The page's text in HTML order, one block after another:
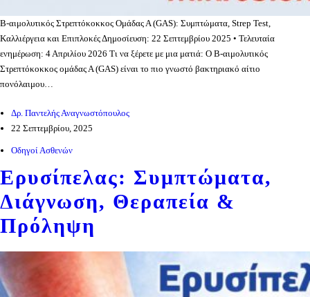
Β-αιμολυτικός Στρεπτόκοκκος Ομάδας Α (GAS): Συμπτώματα, Strep Test,
Καλλιέργεια και Επιπλοκές Δημοσίευση: 22 Σεπτεμβρίου 2025 • Τελευταία
ενημέρωση: 4 Απριλίου 2026 Τι να ξέρετε με μια ματιά: Ο Β-αιμολυτικός
Στρεπτόκοκκος ομάδας Α (GAS) είναι το πιο γνωστό βακτηριακό αίτιο
πονόλαιμου…
Δρ. Παντελής Αναγνωστόπουλος
22 Σεπτεμβρίου, 2025
Οδηγοί Ασθενών
Ερυσίπελας: Συμπτώματα,
Διάγνωση, Θεραπεία &
Πρόληψη